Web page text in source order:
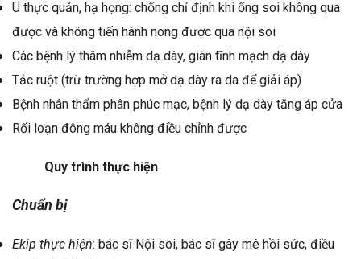
U thực quản, hạ họng: chống chỉ định khi ống soi không qua
được và không tiến hành nong được qua nội soi
Các bệnh lý thâm nhiễm dạ dày, giãn tĩnh mạch dạ dày
Tắc ruột (trừ trường hợp mở dạ dày ra da để giải áp)
Bệnh nhân thẩm phân phúc mạc, bệnh lý dạ dày tăng áp cửa
Rối loạn đông máu không điều chỉnh được
Quy trình thực hiện
Chuẩn bị
Ekip thực hiện: bác sĩ Nội soi, bác sĩ gây mê hồi sức, điều